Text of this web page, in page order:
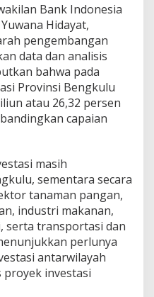
Bank Indonesia
Hidayat,
pengembangan
data dan analisis
bahwa pada
Provinsi Bengkulu
atau 26,32 persen
capaian
masih
sementara secara
tanaman pangan,
industri makanan,
serta transportasi dan
perlunya
antarwilayah
investasi